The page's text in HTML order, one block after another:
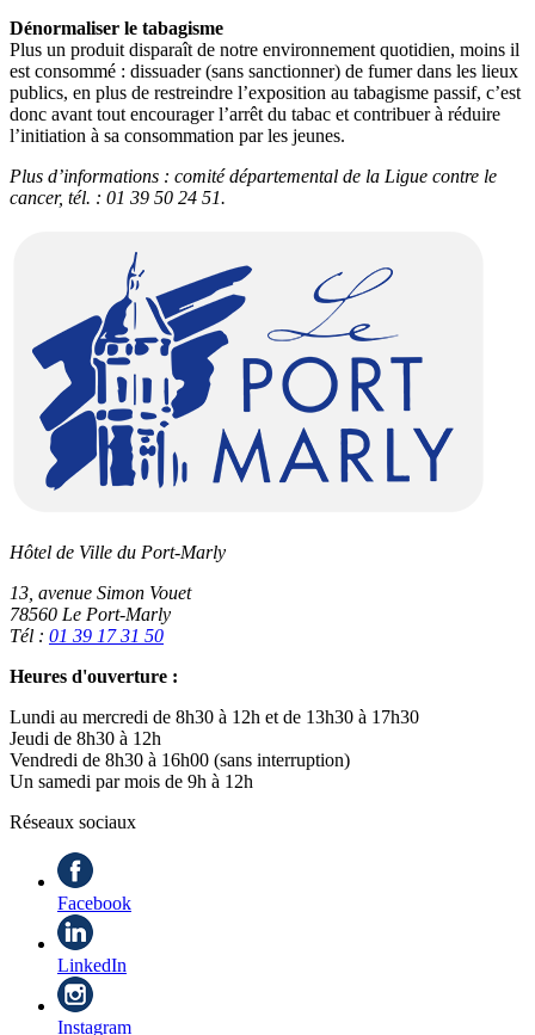
Dénormaliser le tabagisme
Plus un produit disparaît de notre environnement quotidien, moins il
est consommé : dissuader (sans sanctionner) de fumer dans les lieux
publics, en plus de restreindre l’exposition au tabagisme passif, c’est
donc avant tout encourager l’arrêt du tabac et contribuer à réduire
l’initiation à sa consommation par les jeunes.
Plus d’informations : comité départemental de la Ligue contre le
cancer, tél. : 01 39 50 24 51.
Hôtel de Ville du Port-Marly
13, avenue Simon Vouet
78560 Le Port-Marly
Tél : 01 39 17 31 50
Heures d'ouverture :
Lundi au mercredi de 8h30 à 12h et de 13h30 à 17h30
Jeudi de 8h30 à 12h
Vendredi de 8h30 à 16h00 (sans interruption)
Un samedi par mois de 9h à 12h
Réseaux sociaux
Facebook
LinkedIn
Instagram